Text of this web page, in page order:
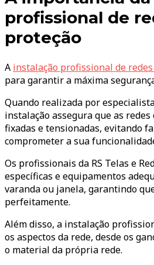
profissional de
proteção
A instalação profissional de
para garantir a máxima
Quando realizada por
instalação assegura que as
fixadas e tensionadas, evitando
comprometer a sua
Os profissionais da RS Telas e
específicas e equipamentos
varanda ou janela, garantindo
perfeitamente.
Além disso, a instalação
os aspectos da rede, desde os
o material da própria rede.